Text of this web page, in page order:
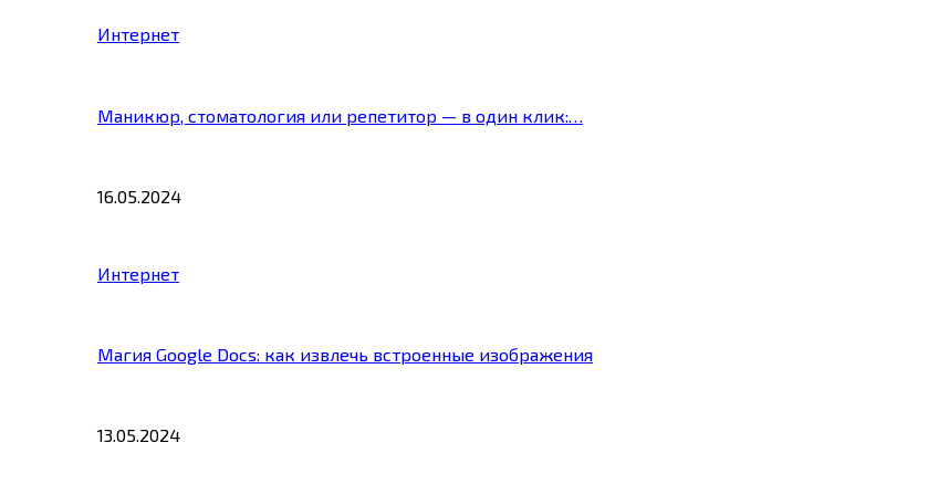
Интернет
Маникюр, стоматология или репетитор — в один клик:…
16.05.2024
Интернет
Магия Google Docs: как извлечь встроенные изображения
13.05.2024